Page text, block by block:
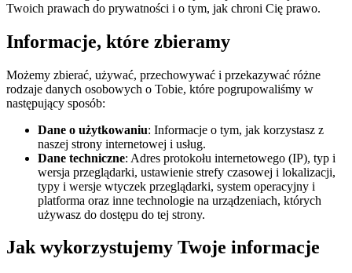
Twoich prawach do prywatności i o tym, jak chroni Cię prawo.
Informacje, które zbieramy
Możemy zbierać, używać, przechowywać i przekazywać różne
rodzaje danych osobowych o Tobie, które pogrupowaliśmy w
następujący sposób:
Dane o użytkowaniu: Informacje o tym, jak korzystasz z
naszej strony internetowej i usług.
Dane techniczne: Adres protokołu internetowego (IP), typ i
wersja przeglądarki, ustawienie strefy czasowej i lokalizacji,
typy i wersje wtyczek przeglądarki, system operacyjny i
platforma oraz inne technologie na urządzeniach, których
używasz do dostępu do tej strony.
Jak wykorzystujemy Twoje informacje